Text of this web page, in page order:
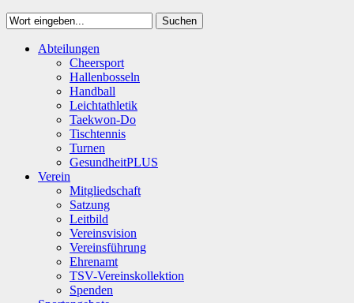
Suchen
SuchenAbteilungen
Cheersport
Hallenbosseln
Handball
Leichtathletik
Taekwon-Do
Tischtennis
Turnen
GesundheitPLUS
Verein
Mitgliedschaft
Satzung
Leitbild
Vereinsvision
Vereinsführung
Ehrenamt
TSV-Vereinskollektion
Spenden